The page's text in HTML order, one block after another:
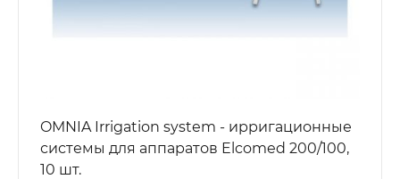
OMNIA Irrigation system - ирригационные
системы для аппаратов Elcomed 200/100,
10 шт.